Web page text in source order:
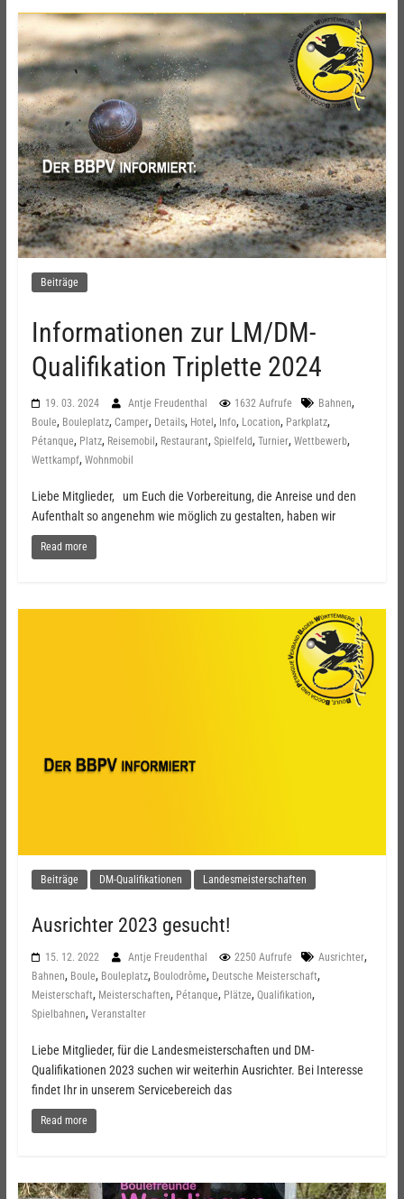
Beiträge
Informationen zur LM/DM-
Qualifikation Triplette 2024
19. 03. 2024 Antje Freudenthal 1632 Aufrufe Bahnen,
Boule, Bouleplatz, Camper, Details, Hotel , Info, Location, Parkplatz,
Pétanque, Platz, Reisemobil , Restaurant, Spielfeld, Turnier, Wettbewerb,
Wettkampf, Wohnmobil
Liebe Mitglieder, um Euch die Vorbereitung, die Anreise und den
Aufenthalt so angenehm wie möglich zu gestalten, haben wir
Read more
Beiträge DM-Qualifikationen Landesmeisterschaften
Ausrichter 2023 gesucht!
15. 12. 2022 Antje Freudenthal 2250 Aufrufe Ausrichter,
Bahnen, Boule, Bouleplatz, Boulodrôme, Deutsche Meisterschaft,
Meisterschaft, Meisterschaften, Pétanque, Plätze, Qualifikation,
Spielbahnen, Veranstalter
Liebe Mitglieder, für die Landesmeisterschaften und DM-
Qualifikationen 2023 suchen wir weiterhin Ausrichter. Bei Interesse
findet Ihr in unserem Servicebereich das
Read more